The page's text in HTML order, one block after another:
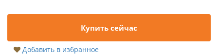
Купить сейчас
Добавить в избранное